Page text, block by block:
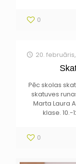
0
20. februāris,
Pēc skolas
skatuves
Marta Laura
klase. 10.-
0